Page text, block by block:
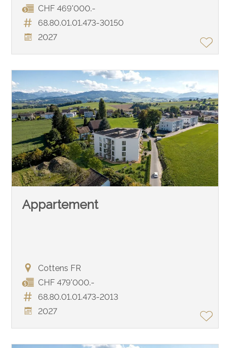
CHF 469'000.-
68.80.01.01.473-30150
2027
Appartement
Cottens FR
CHF 479'000.-
68.80.01.01.473-2013
2027